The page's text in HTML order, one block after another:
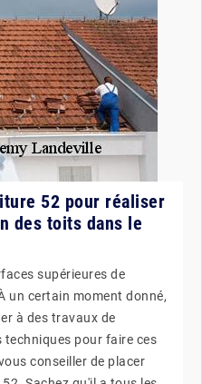
52 pour réaliser
des toits dans le
supérieures de
un certain moment donné,
à des travaux de
pour faire ces
conseiller de placer